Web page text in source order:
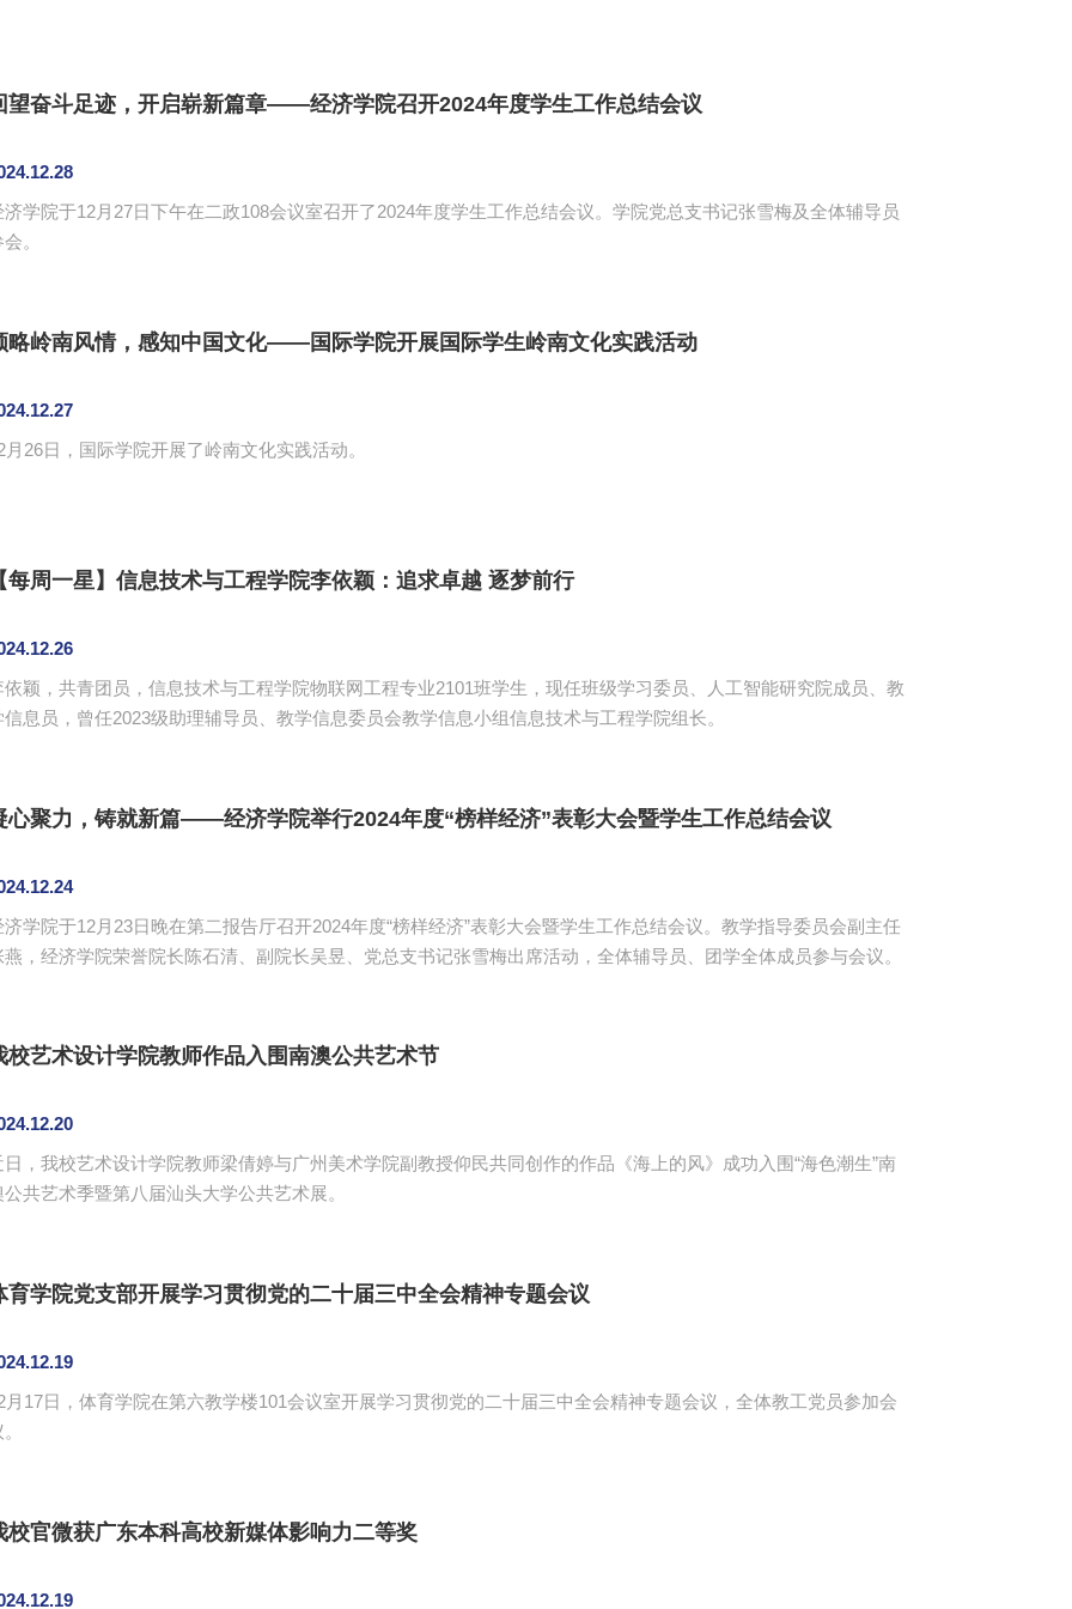
望奋斗足迹，开启崭新篇章——经济学院召开2024年度学生工作总结会议
济学院于12月27日下午在二政108会议室召开了2024年度学生工作总结会议。学院党总支书记张雪梅及全体辅导员
。
略岭南风情，感知中国文化——国际学院开展国际学生岭南文化实践活动
月26日，国际学院开展了岭南文化实践活动。
每周一星】信息技术与工程学院李依颖：追求卓越 逐梦前行
依颖，共青团员，信息技术与工程学院物联网工程专业2101班学生，现任班级学习委员、人工智能研究院成员、教
信息员，曾任2023级助理辅导员、教学信息委员会教学信息小组信息技术与工程学院组长。
心聚力，铸就新篇——经济学院举行2024年度“榜样经济”表彰大会暨学生工作总结会议
济学院于12月23日晚在第二报告厅召开2024年度“榜样经济”表彰大会暨学生工作总结会议。教学指导委员会副主任
燕，经济学院荣誉院长陈石清、副院长吴昱、党总支书记张雪梅出席活动，全体辅导员、团学全体成员参与会议。
校艺术设计学院教师作品入围南澳公共艺术节
日，我校艺术设计学院教师梁倩婷与广州美术学院副教授仰民共同创作的作品《海上的风》成功入围“海色潮生”南
公共艺术季暨第八届汕头大学公共艺术展。
育学院党支部开展学习贯彻党的二十届三中全会精神专题会议
月17日，体育学院在第六教学楼101会议室开展学习贯彻党的二十届三中全会精神专题会议，全体教工党员参加会
校官微获广东本科高校新媒体影响力二等奖